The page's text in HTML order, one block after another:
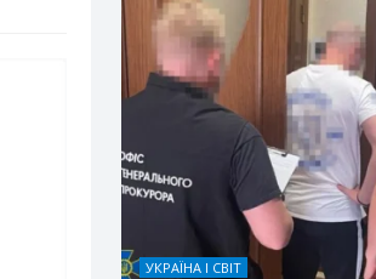
УКРАЇНА І СВІТ